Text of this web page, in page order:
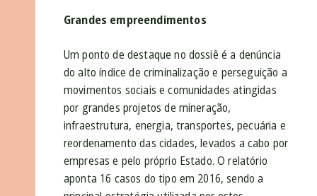
Grandes empreendimentos
Um ponto de destaque no dossiê é a denúncia
do alto índice de criminalização e perseguição a
movimentos sociais e comunidades atingidas
por grandes projetos de mineração,
infraestrutura, energia, transportes, pecuária e
reordenamento das cidades, levados a cabo por
empresas e pelo próprio Estado. O relatório
aponta 16 casos do tipo em 2016, sendo a